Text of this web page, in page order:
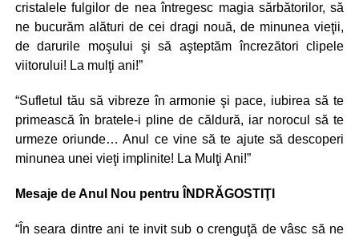
cristalele fulgilor de nea întregesc magia sărbătorilor, să
ne bucurăm alături de cei dragi nouă, de minunea vieţii,
de darurile moşului şi să aşteptăm încrezători clipele
viitorului! La mulţi ani!”
“Sufletul tău să vibreze în armonie şi pace, iubirea să te
primească în bratele-i pline de căldură, iar norocul să te
urmeze oriunde… Anul ce vine să te ajute să descoperi
minunea unei vieţi implinite! La Mulţi Ani!”
Mesaje de Anul Nou pentru ÎNDRĂGOSTIŢI
“În seara dintre ani te invit sub o crenguţă de vâsc să ne